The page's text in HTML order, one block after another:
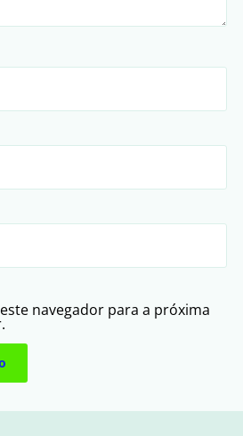
navegador para a próxima